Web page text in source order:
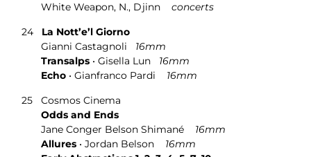
White Weapon, N., Djinn
concerts
24
La Nott’e’l Giorno
Gianni Castagnoli
16mm
Transalps • Gisella Lun
16mm
Echo • Gianfranco Pardi
16mm
25
Cosmos Cinema
Odds and Ends
Jane Conger Belson Shimané 16mm
Allures • Jordan Belson 16mm